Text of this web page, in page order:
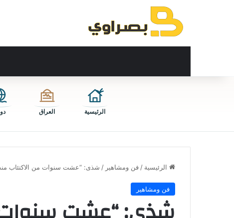
الرئيسية العراق
الرئيسية / فن ومشاهير / شذى: “عشت سنوات من الاكتئاب منذ 2016 وأعيش قصة حب
فن ومشاهير